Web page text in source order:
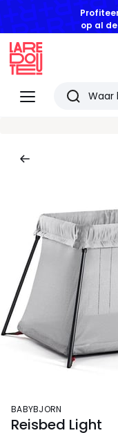
op al
Menu
Redoute
Zoeken
BABYBJORN
Reisbed Light